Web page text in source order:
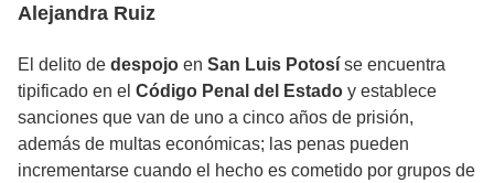
Alejandra Ruiz
El delito de despojo en San Luis Potosí se encuentra
tipificado en el Código Penal del Estado y establece
sanciones que van de uno a cinco años de prisión,
además de multas económicas; las penas pueden
incrementarse cuando el hecho es cometido por grupos de